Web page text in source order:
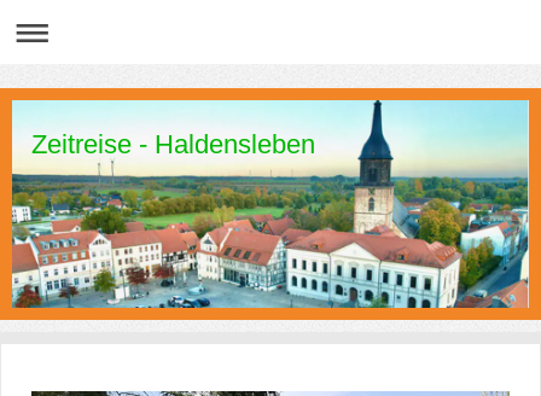
Zeitreise - Haldensleben